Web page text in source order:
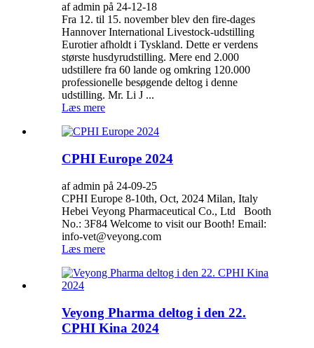
af admin på 24-12-18
Fra 12. til 15. november blev den fire-dages
Hannover International Livestock-udstilling
Eurotier afholdt i Tyskland. Dette er verdens
største husdyrudstilling. Mere end 2.000
udstillere fra 60 lande og omkring 120.000
professionelle besøgende deltog i denne
udstilling. Mr. Li J ...
Læs mere
CPHI Europe 2024
af admin på 24-09-25
CPHI Europe 8-10th, Oct, 2024 Milan, Italy
Hebei Veyong Pharmaceutical Co., Ltd Booth
No.: 3F84 Welcome to visit our Booth! Email:
info-vet@veyong.com
Læs mere
Veyong Pharma deltog i den 22.
CPHI Kina 2024